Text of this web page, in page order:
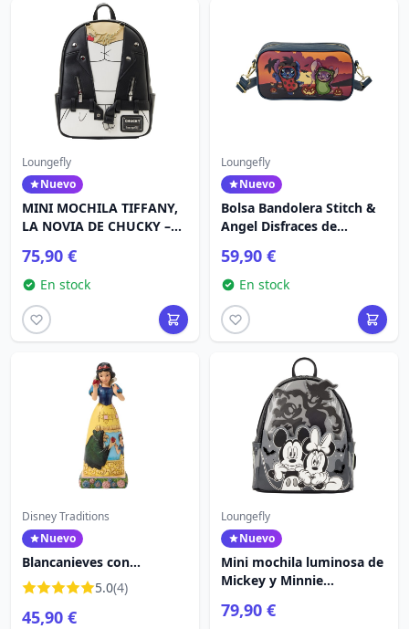
Loungefly
Nuevo
MINI MOCHILA TIFFANY,
LA NOVIA DE CHUCKY –
75,90 €
En stock
Loungefly
Nuevo
Bolsa Bandolera Stitch &
Angel Disfraces de
Loungefly
59,90 €
En stock
Disney Traditions
Nuevo
Blancanieves con
manzana – Vestido con
escena – Disney Traditions
5.0(4)
45,90 €
Loungefly
Nuevo
Mini mochila luminosa de
Mickey y Minnie
Loungefly
79,90 €